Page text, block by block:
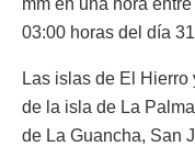
03:00 horas del día
Las islas de El Hierro
de la isla de La
de La Guancha, San